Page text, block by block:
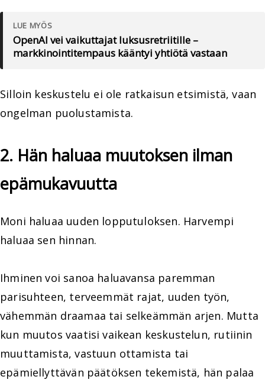
LUE MYÖS
OpenAI vei vaikuttajat luksusretriitille –
markkinointitempaus kääntyi yhtiötä vastaan
Silloin keskustelu ei ole ratkaisun etsimistä, vaan
ongelman puolustamista.
2. Hän haluaa muutoksen ilman
epämukavuutta
Moni haluaa uuden lopputuloksen. Harvempi
haluaa sen hinnan.
Ihminen voi sanoa haluavansa paremman
parisuhteen, terveemmät rajat, uuden työn,
vähemmän draamaa tai selkeämmän arjen. Mutta
kun muutos vaatisi vaikean keskustelun, rutiinin
muuttamista, vastuun ottamista tai
epämiellyttävän päätöksen tekemistä, hän palaa